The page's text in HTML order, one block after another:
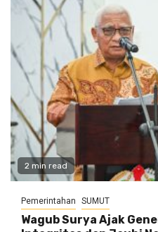
2 min read
Pemerintahan SUMUT
Wagub Surya Ajak